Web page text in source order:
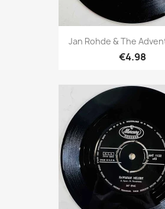
Jan Rohde & The
€4.98